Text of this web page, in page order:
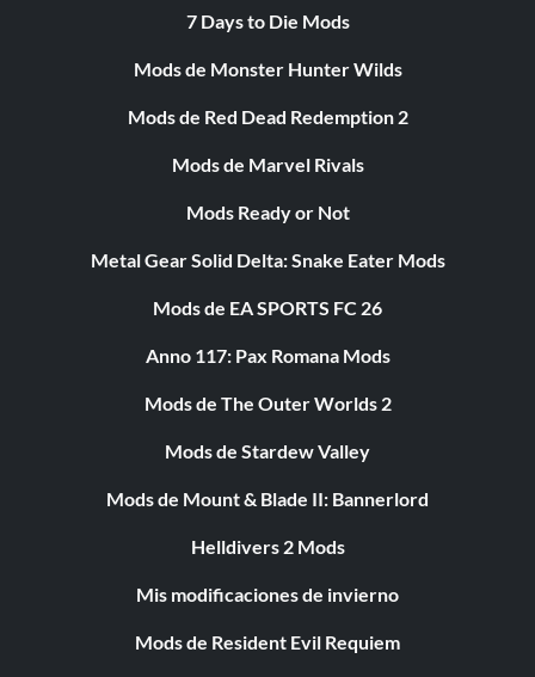
7 Days to Die Mods
Mods de Monster Hunter Wilds
Mods de Red Dead Redemption 2
Mods de Marvel Rivals
Mods Ready or Not
Metal Gear Solid Delta: Snake Eater Mods
Mods de EA SPORTS FC 26
Anno 117: Pax Romana Mods
Mods de The Outer Worlds 2
Mods de Stardew Valley
Mods de Mount & Blade II: Bannerlord
Helldivers 2 Mods
Mis modificaciones de invierno
Mods de Resident Evil Requiem